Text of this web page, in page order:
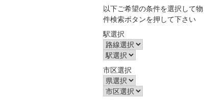
以下ご希望の条件を選択して物
件検索ボタンを押して下さい
駅選択
市区選択